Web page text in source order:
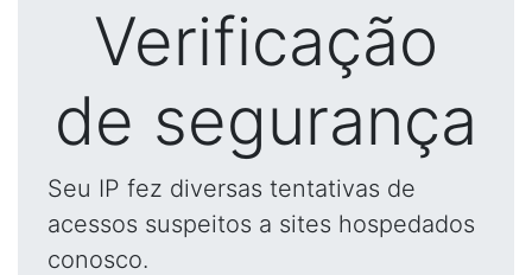
Verificação
de segurança
Seu IP fez diversas tentativas de
acessos suspeitos a sites hospedados
conosco.